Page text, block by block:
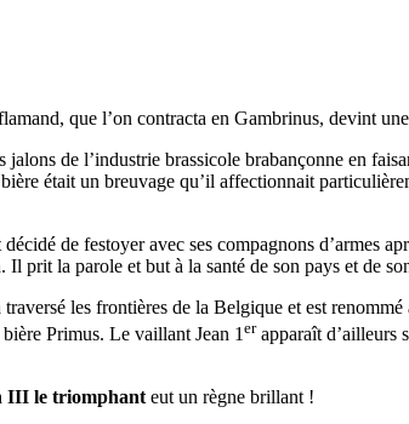
que l’on contracta en Gambrinus, devint
jalons de l’industrie brassicole brabançonne en
était un breuvage qu’il affectionnait
de festoyer avec ses compagnons d’armes
Il prit la parole et but à la santé de son pays et de
les frontières de la Belgique et est
Primus. Le vaillant Jean 1 erapparaît d’ailleurs
III le triomphant eut un règne brillant !